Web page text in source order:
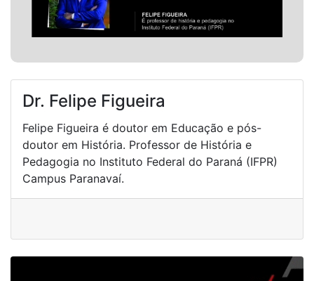
Dr. Felipe Figueira
Felipe Figueira é doutor em Educação e pós-
doutor em História. Professor de História e
Pedagogia no Instituto Federal do Paraná (IFPR)
Campus Paranavaí.